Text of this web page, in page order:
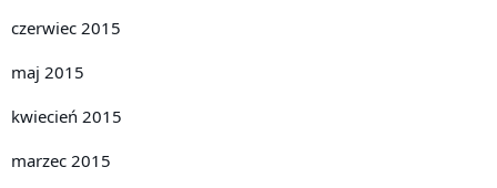
czerwiec 2015
maj 2015
kwiecień 2015
marzec 2015